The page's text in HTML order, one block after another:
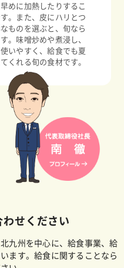
めに加熱したりするこ
。また、皮にハリとつ
ものを選ぶと、旬なら
。味噌炒めや煮浸し、
いやすく、給食でも夏
くれる旬の食材です。
せください
九州を中心に、給食事業、給
ます。給食に関することなら